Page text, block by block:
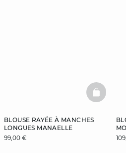
BLOUSE RAYÉE À MANCHES
LONGUES MANAELLE
99,00 €